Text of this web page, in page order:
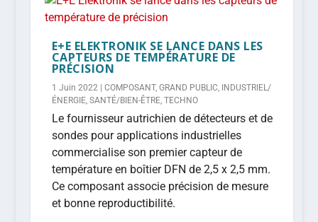
E+E ELEKTRONIK SE LANCE DANS LES
CAPTEURS DE TEMPÉRATURE DE
PRÉCISION
1 Juin 2022| COMPOSANT, GRAND PUBLIC, INDUSTRIEL/
ÉNERGIE, SANTÉ/BIEN-ÊTRE, TECHNO
Le fournisseur autrichien de détecteurs et de
sondes pour applications industrielles
commercialise son premier capteur de
température en boîtier DFN de 2,5 x 2,5 mm.
Ce composant associe précision de mesure
et bonne reproductibilité.